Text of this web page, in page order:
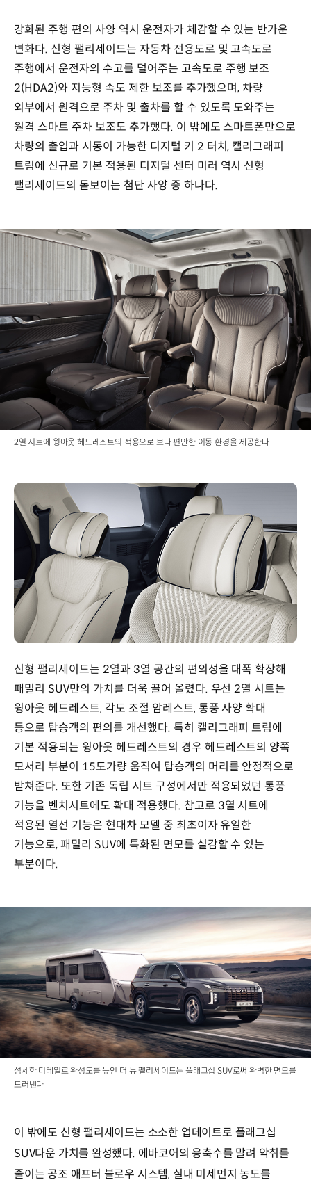
강화된 주행 편의 사양 역시 운전자가 체감할 수 있는 반가운
변화다. 신형 팰리세이드는 자동차 전용도로 및 고속도로
주행에서 운전자의 수고를 덜어주는 고속도로 주행 보조
2(HDA2)와 지능형 속도 제한 보조를 추가했으며, 차량
외부에서 원격으로 주차 및 출차를 할 수 있도록 도와주는
원격 스마트 주차 보조도 추가했다. 이 밖에도 스마트폰만으로
차량의 출입과 시동이 가능한 디지털 키 2 터치, 캘리그래피
트림에 신규로 기본 적용된 디지털 센터 미러 역시 신형
팰리세이드의 돋보이는 첨단 사양 중 하나다.
2열 시트에 윙아웃 헤드레스트의 적용으로 보다 편안한 이동 환경을 제공한다
신형 팰리세이드는 2열과 3열 공간의 편의성을 대폭 확장해
패밀리 SUV만의 가치를 더욱 끌어 올렸다. 우선 2열 시트는
윙아웃 헤드레스트, 각도 조절 암레스트, 통풍 사양 확대
등으로 탑승객의 편의를 개선했다. 특히 캘리그래피 트림에
기본 적용되는 윙아웃 헤드레스트의 경우 헤드레스트의 양쪽
모서리 부분이 15도가량 움직여 탑승객의 머리를 안정적으로
받쳐준다. 또한 기존 독립 시트 구성에서만 적용되었던 통풍
기능을 벤치시트에도 확대 적용했다. 참고로 3열 시트에
적용된 열선 기능은 현대차 모델 중 최초이자 유일한
기능으로, 패밀리 SUV에 특화된 면모를 실감할 수 있는
부분이다.
섬세한 디테일로 완성도를 높인 더 뉴 팰리세이드는 플래그십 SUV로써 완벽한 면모를
드러낸다
이 밖에도 신형 팰리세이드는 소소한 업데이트로 플래그십
SUV다운 가치를 완성했다. 에바코어의 응축수를 말려 악취를
줄이는 공조 애프터 블로우 시스템, 실내 미세먼지 농도를